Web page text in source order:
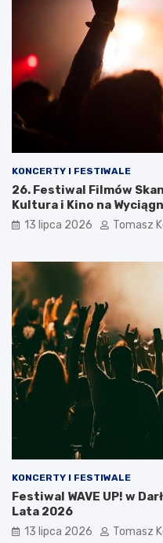
KONCERTY I FESTIWALE
26. Festiwal Filmów
Kultura i Kino na
13 lipca 2026 Tomasz
KONCERTY I FESTIWALE
Festiwal WAVE UP! w
Lata 2026
13 lipca 2026 Tomasz